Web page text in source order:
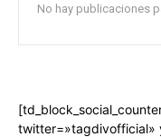
No hay publicaciones
twitter=»tagdivofficial»